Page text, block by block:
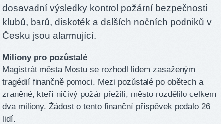
dosavadní výsledky kontrol požární bezpečnosti
klubů, barů, diskoték a dalších nočních podniků v
Česku jsou alarmující.
Miliony pro pozůstalé
Magistrát města Mostu se rozhodl lidem zasaženým
tragédií finančně pomoci. Mezi pozůstalé po obětech a
zraněné, kteří ničivý požár přežili, město rozdělilo celkem
dva miliony. Žádost o tento finanční příspěvek podalo 26
lidí.